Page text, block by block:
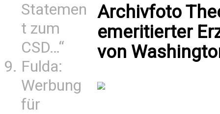
Statemen
t zum
CSD…“
Fulda:
Werbung
für
Archivfoto
emeritierter
von